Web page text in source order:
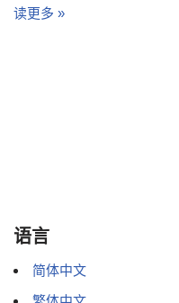
读更多 »
语言
简体中文